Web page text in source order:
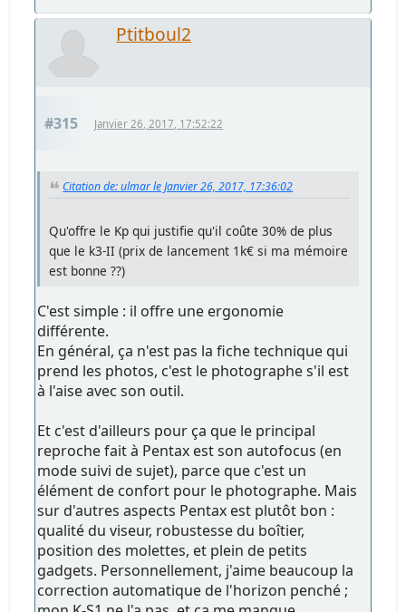
Ptitboul2
#315 Janvier 26, 2017, 17:52:22
Citation de: ulmar le Janvier 26, 2017, 17:36:02
Qu'offre le Kp qui justifie qu'il coûte 30% de plus
que le k3-II (prix de lancement 1k€ si ma mémoire
est bonne ??)
C'est simple : il offre une ergonomie
différente.
En général, ça n'est pas la fiche technique qui
prend les photos, c'est le photographe s'il est
à l'aise avec son outil.
Et c'est d'ailleurs pour ça que le principal
reproche fait à Pentax est son autofocus (en
mode suivi de sujet), parce que c'est un
élément de confort pour le photographe. Mais
sur d'autres aspects Pentax est plutôt bon :
qualité du viseur, robustesse du boîtier,
position des molettes, et plein de petits
gadgets. Personnellement, j'aime beaucoup la
correction automatique de l'horizon penché ;